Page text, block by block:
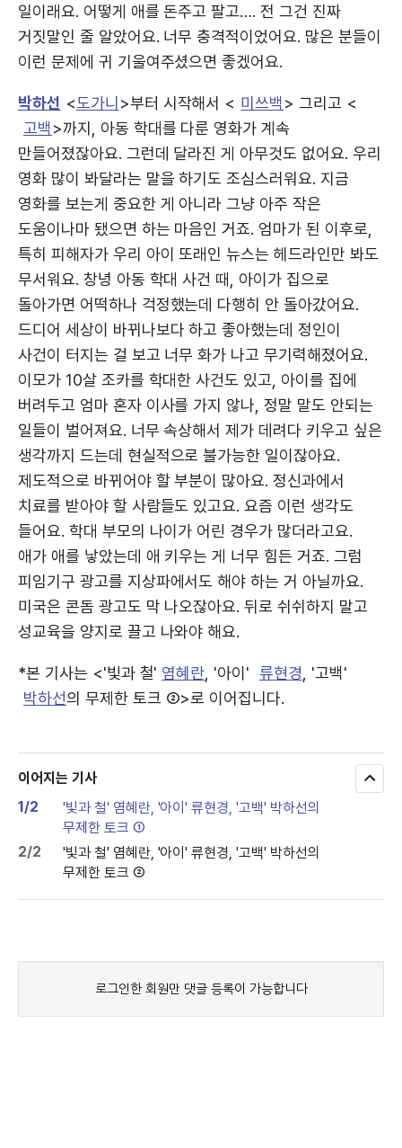
일이래요. 어떻게 애를 돈주고 팔고…. 전 그건 진짜
거짓말인 줄 알았어요. 너무 충격적이었어요. 많은 분들이
이런 문제에 귀 기울여주셨으면 좋겠어요.
박하선 <도가니>부터 시작해서 < 미쓰백> 그리고 <
고백>까지, 아동 학대를 다룬 영화가 계속
만들어졌잖아요. 그런데 달라진 게 아무것도 없어요. 우리
영화 많이 봐달라는 말을 하기도 조심스러워요. 지금
영화를 보는게 중요한 게 아니라 그냥 아주 작은
도움이나마 됐으면 하는 마음인 거죠. 엄마가 된 이후로,
특히 피해자가 우리 아이 또래인 뉴스는 헤드라인만 봐도
무서워요. 창녕 아동 학대 사건 때, 아이가 집으로
돌아가면 어떡하나 걱정했는데 다행히 안 돌아갔어요.
드디어 세상이 바뀌나보다 하고 좋아했는데 정인이
사건이 터지는 걸 보고 너무 화가 나고 무기력해졌어요.
이모가 10살 조카를 학대한 사건도 있고, 아이를 집에
버려두고 엄마 혼자 이사를 가지 않나, 정말 말도 안되는
일들이 벌어져요. 너무 속상해서 제가 데려다 키우고 싶은
생각까지 드는데 현실적으로 불가능한 일이잖아요.
제도적으로 바뀌어야 할 부분이 많아요. 정신과에서
치료를 받아야 할 사람들도 있고요. 요즘 이런 생각도
들어요. 학대 부모의 나이가 어린 경우가 많더라고요.
애가 애를 낳았는데 애 키우는 게 너무 힘든 거죠. 그럼
피임기구 광고를 지상파에서도 해야 하는 거 아닐까요.
미국은 콘돔 광고도 막 나오잖아요. 뒤로 쉬쉬하지 말고
성교육을 양지로 끌고 나와야 해요.
*본 기사는 <'빛과 철' 염혜란 , '아이' 류현경 , '고백'
박하선의 무제한 토크 ②>로 이어집니다.
이어지는 기사
1/2
'빛과 철' 염혜란, '아이' 류현경, '고백' 박하선의
무제한 토크 ①
2/2
'빛과 철' 염혜란, '아이' 류현경, '고백' 박하선의
무제한 토크 ②
모